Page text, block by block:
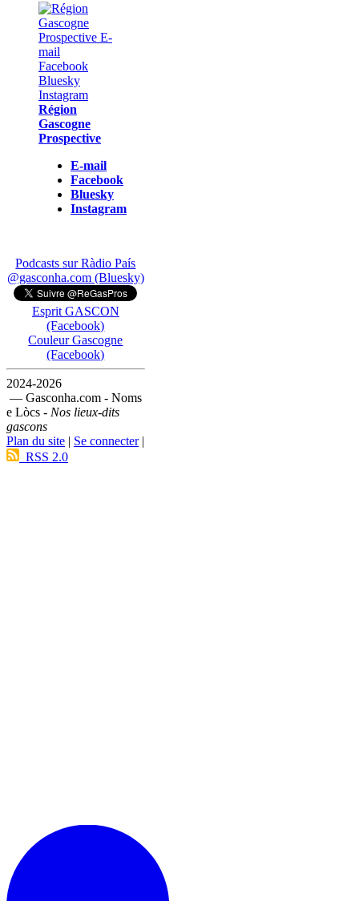
Région
Gascogne
Prospective
E-mail
Facebook
Bluesky
Instagram
Podcasts sur Ràdio País
@gasconha.com (Bluesky)
Esprit GASCON
(Facebook)
Couleur Gascogne
(Facebook)
2024-2026
— Gasconha.com - Noms
e Lòcs - Nos lieux-dits
gascons
Plan du site | Se connecter|
RSS 2.0